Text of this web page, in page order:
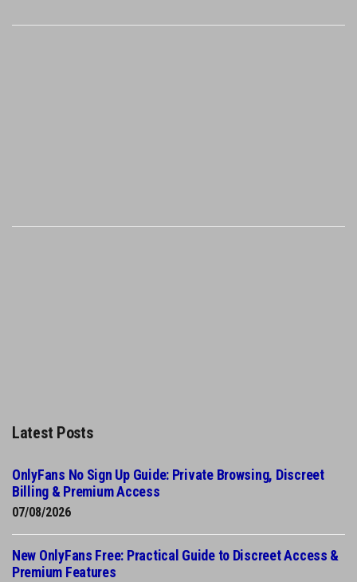
Latest Posts
OnlyFans No Sign Up Guide: Private Browsing, Discreet
Billing & Premium Access
07/08/2026
New OnlyFans Free: Practical Guide to Discreet Access &
Premium Features